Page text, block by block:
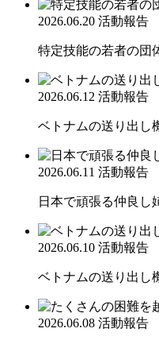
2026.06.20 活動報告
特定技能の若者の団
2026.06.12 活動報告
ベトナムの送り出し
2026.06.11 活動報告
日本で頑張る仲良し
2026.06.10 活動報告
ベトナムの送り出し
2026.06.08 活動報告